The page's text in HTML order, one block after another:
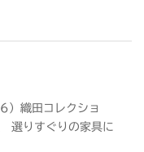
）織田コレクショ
りすぐりの家具に